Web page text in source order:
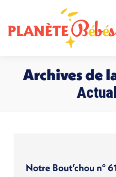
Archives de
Notre Bout’chou n°